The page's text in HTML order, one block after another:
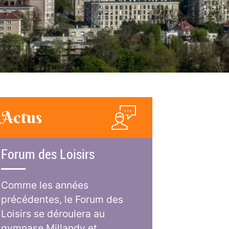
Actus
Forum des Loisirs
Comme les années
précédentes, le Forum des
Loisirs se déroulera au